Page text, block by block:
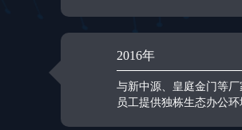
2016年
与新中源、皇庭金门等
员工提供独栋生态办公环